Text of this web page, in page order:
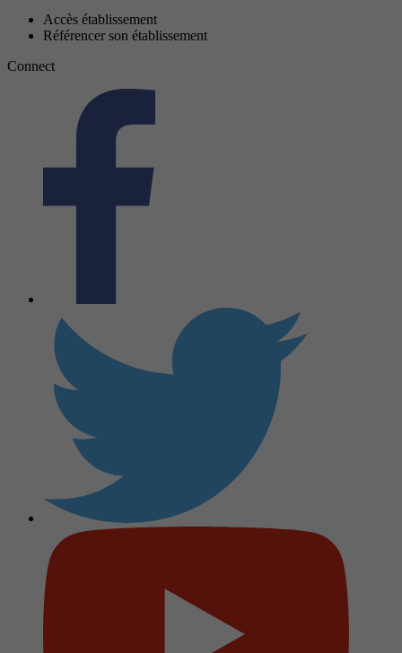
Accès établissement
Référencer son établissement
Connect